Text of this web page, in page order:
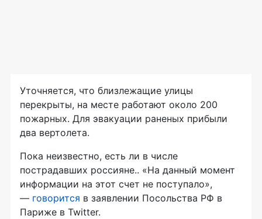
Уточняется, что близлежащие улицы
перекрыты, на месте работают около 200
пожарных. Для эвакуации раненых прибыли
два вертолета.
Пока неизвестно, есть ли в числе
пострадавших россияне.. «На данный момент
информации на этот счет не поступало»,
— говорится в заявлении Посольства РФ в
Париже в Twitter.